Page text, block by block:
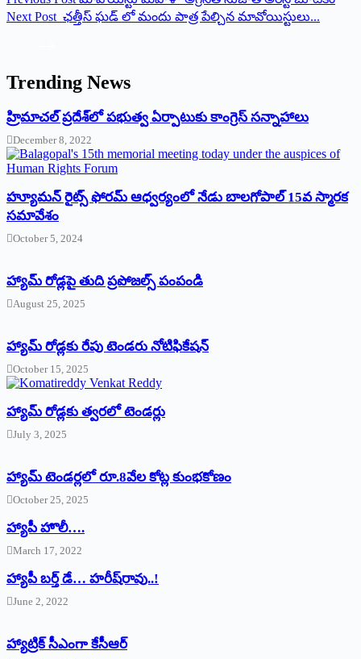
Next Post ఛత్తీస్ ఘడ్ లో మందు పాత్ర పేల్చిన మావోయిస్టులు...
Trending News
‌హ్రిమాచల్‌ ‌ప్రదేశ్‌లో పభుత్వ ఏర్పాటుకు కాంగ్రెస్‌ ‌సన్నాహాలు
December 8, 2022
హ్యూమన్‌ రైట్స్‌ ఫోరమ్‌ ఆధ్వర్యంలో నేడు బాలగోపాల్‌ 15వ స్మారక
సమావేశం
October 5, 2024
హ్యామ్‌ రోడ్లపై తుది ప్రపోజల్స్‌ పంపండి
August 25, 2025
హ్యామ్‌ రోడ్లకు రేపు టెండరు నోటిఫికేషన్‌
October 15, 2025
హ్యామ్‌ రోడ్లకు త్వరలో టెండర్లు
July 3, 2025
హ్యామ్‌ ‌టెండర్లలో రూ.8వేల కోట్ల కుంభకోణం
October 25, 2025
హ్యాపీ హొలీ….
March 17, 2022
హ్యాపీ బర్త్ ‌డే… హరీష్‌రావు..!
June 2, 2022
హ్యాట్రిక్‌ ‌సీఎంగా కేసీఆర్‌